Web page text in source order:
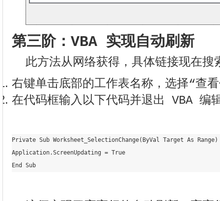
第三阶：VBA 实现自动刷新
此方法从网络获得，具体链接现在搜
右键单击底部的工作表名称，选择“查
在代码框输入以下代码并退出 VBA 编
Private Sub Worksheet_SelectionChange(ByVal Target As Range)
Application.ScreenUpdating = True
End Sub